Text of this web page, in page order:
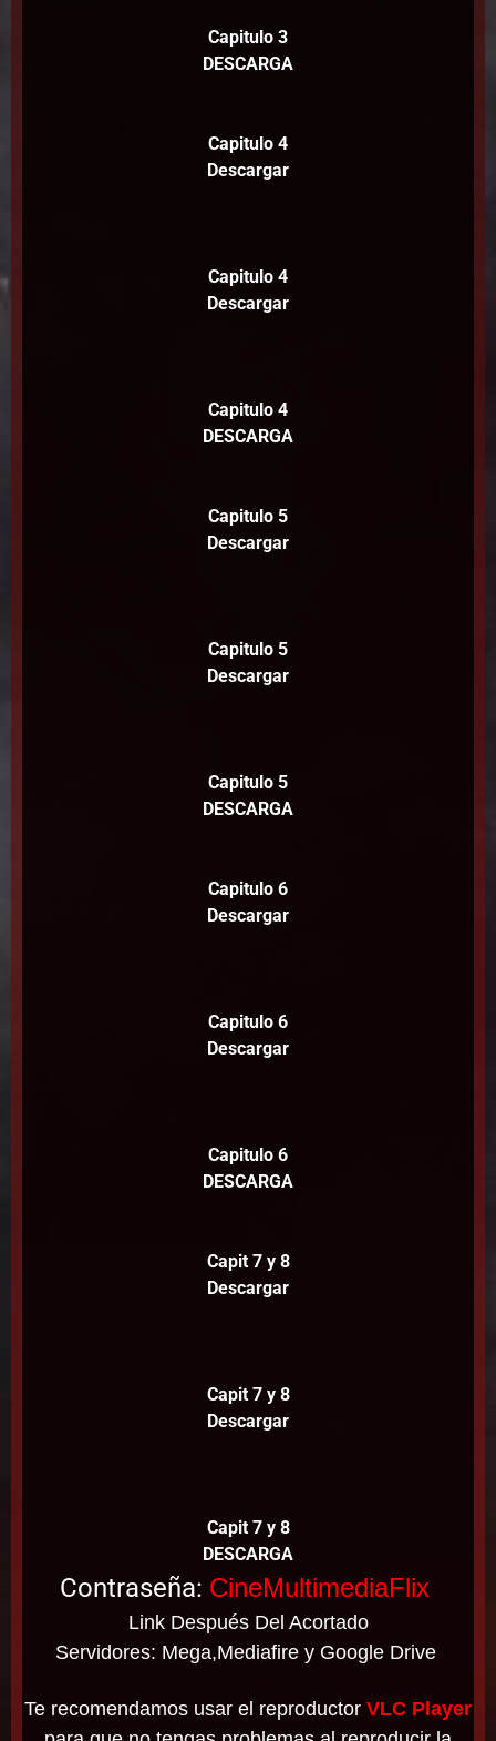
Capitulo 3
DESCARGA
Capitulo 4
Descargar
Capitulo 4
Descargar
Capitulo 4
DESCARGA
Capitulo 5
Descargar
Capitulo 5
Descargar
Capitulo 5
DESCARGA
Capitulo 6
Descargar
Capitulo 6
Descargar
Capitulo 6
DESCARGA
Capit 7 y 8
Descargar
Capit 7 y 8
Descargar
Capit 7 y 8
DESCARGA
Contraseña: CineMultimediaFlix
Link Después Del Acortado
Servidores: Mega,Mediafire y Google Drive
Te recomendamos usar el reproductor VLC Player